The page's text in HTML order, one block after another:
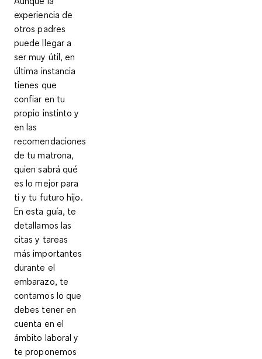
experiencia de
otros padres
puede llegar a
ser muy útil, en
última instancia
tienes que
confiar en tu
propio instinto y
en las
recomendaciones
de tu matrona,
quien sabrá qué
es lo mejor para
ti y tu futuro hijo.
En esta guía, te
detallamos las
citas y tareas
más importantes
durante el
embarazo, te
contamos lo que
debes tener en
cuenta en el
ámbito laboral y
te proponemos